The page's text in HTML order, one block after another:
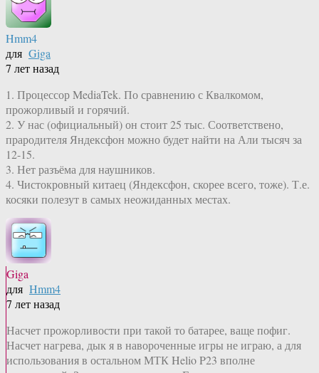
Hmm4
для Giga
7 лет назад
1. Процессор MediaTek. По сравнению с Квалкомом,
прожорливый и горячий.
2. У нас (официальный) он стоит 25 тыс. Соответствено,
прародителя Яндексфон можно будет найти на Али тысяч за
12-15.
3. Нет разъёма для наушников.
4. Чистокровный китаец (Яндексфон, скорее всего, тоже). Т.е.
косяки полезут в самых неожиданных местах.
Giga
для Hmm4
7 лет назад
Насчет прожорливости при такой то батарее, ваще пофиг.
Насчет нагрева, дык я в навороченные игры не играю, а для
использования в остальном МТК Helio P23 вполне